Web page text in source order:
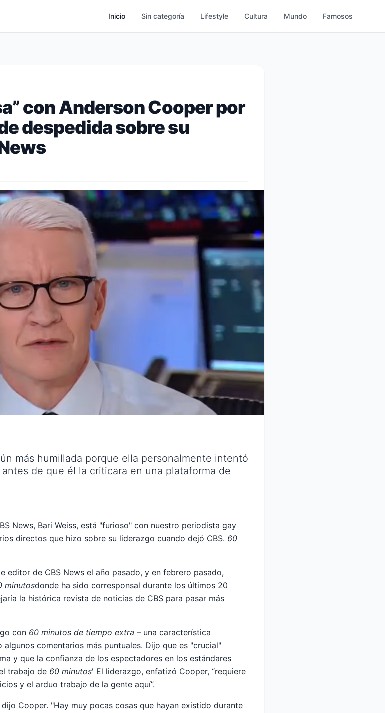
Inicio Sin categoría Lifestyle Cultura Mundo Famosos
con Anderson Cooper por
despedida sobre su
más humillada porque ella personalmente intentó
de que él la criticara en una plataforma de
News, Bari Weiss, está "furioso" con nuestro periodista gay
directos que hizo sobre su liderazgo cuando dejó CBS. 60
editor de CBS News el año pasado, y en febrero pasado,
minutosdonde ha sido corresponsal durante los últimos 20
la histórica revista de noticias de CBS para pasar más
con 60 minutos de tiempo extra – una característica
comentarios más puntuales. Dijo que es "crucial"
y que la confianza de los espectadores en los estándares
trabajo de 60 minutos' El liderazgo, enfatizó Cooper, “requiere
y el arduo trabajo de la gente aquí”.
dijo Cooper. "Hay muy pocas cosas que hayan existido durante